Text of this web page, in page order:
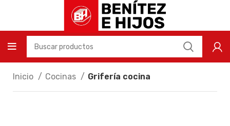
Inicio Cocinas Grifería cocina